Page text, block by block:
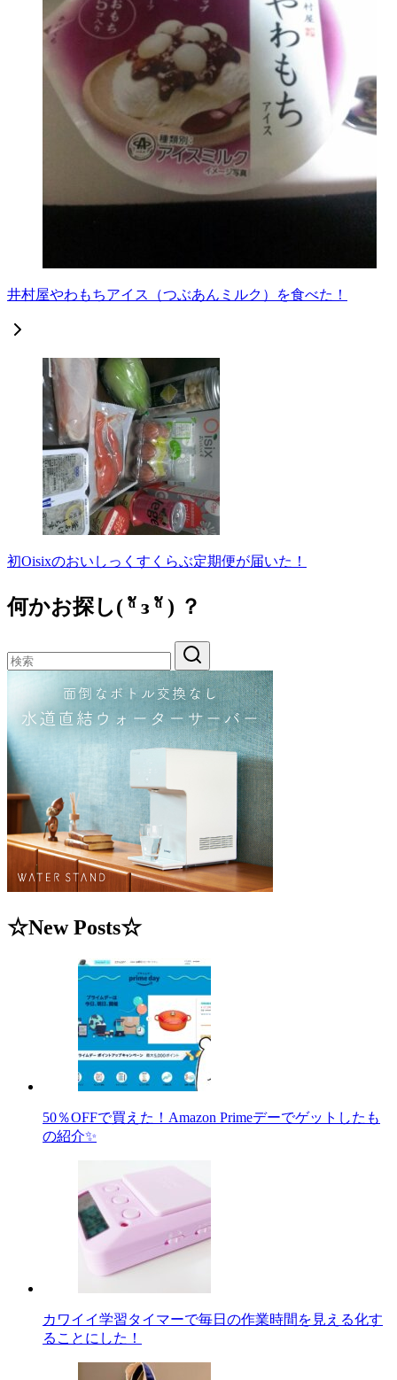
井村屋やわもちアイス（つぶあんミルク）を食べた！
初Oisixのおいしっくすくらぶ定期便が届いた！
何かお探し( ᵅั ᴈ ᵅั ) ？
☆New Posts☆
50％OFFで買えた！Amazon Primeデーでゲットしたも
の紹介✨
カワイイ学習タイマーで毎日の作業時間を見える化す
ることにした！